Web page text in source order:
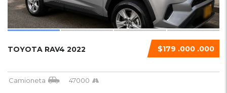
$179 .000 .000
TOYOTA RAV4 2022
Camioneta 47000